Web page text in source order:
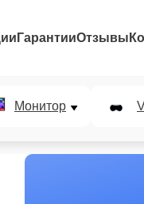
ГарантииОтзывы
Монитор